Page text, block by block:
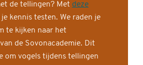
de tellingen? Met deze
kennis testen. We raden je
te kijken naar het
de Sovonacademie. Dit
om vogels tijdens tellingen